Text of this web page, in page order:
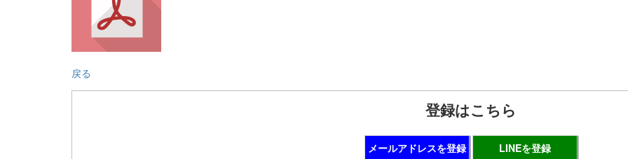
戻る
登録はこちら
メールアドレスを登録 LINEを登録